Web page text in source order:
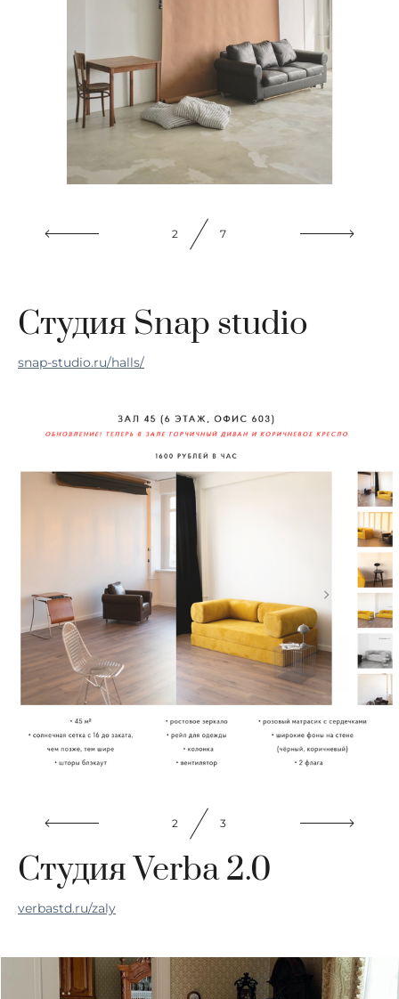
Студия Snap studio
snap-studio.ru/halls/
2 7
2 3
Студия Verba 2.0
verbastd.ru/zaly